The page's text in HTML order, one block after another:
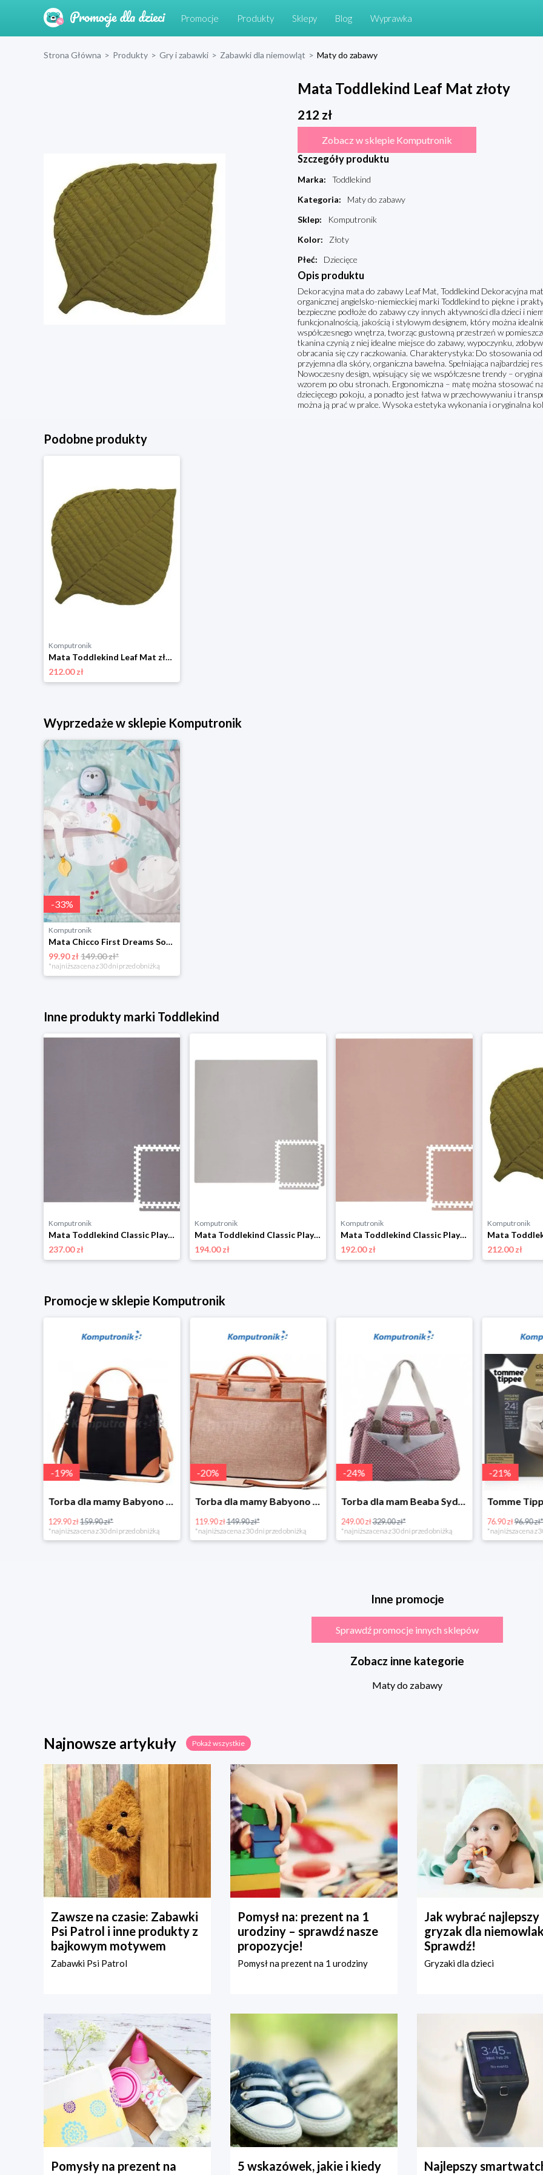
Promocje Produkty Sklepy Blog Wyprawka
Strona Główna > Produkty > Gry i zabawki > Zabawki dla niemowląt > Maty do zabawy
Mata Toddlekind Leaf Mat złoty
212 zł
Zobacz w sklepie Komputronik
Szczegóły produktu
Marka:
Toddlekind
Kategoria:
Maty do zabawy
Sklep:
Komputronik
Kolor:
Złoty
Płeć: Dziecięce
Opis produktu
Dekoracyjna mata do zabawy Leaf Mat, Toddlekind Dekoracyjna
organicznej angielsko-niemieckiej marki Toddlekind to piękne i
bezpieczne podłoże do zabawy czy innych aktywności dla dzieci i
funkcjonalnością, jakością i stylowym designem, który można
współczesnego wnętrza, tworząc gustowną przestrzeń w
tkanina czynią z niej idealne miejsce do zabawy, wypoczynku,
obracania się czy raczkowania. Charakterystyka: Do stosowania
przyjemna dla skóry, organiczna bawełna. Spełniająca najbardziej
Nowoczesny design, wpisujący się we współczesne trendy –
wzorem po obu stronach. Ergonomiczna – matę można stosować
dziecięcego pokoju, a ponadto jest łatwa w przechowywaniu i
można ją prać w pralce. Wysoka estetyka wykonania i oryginalna
Podobne produkty
Komputronik
Mata Toddlekind Leaf Mat złoty
212.00 zł
Wyprzedaże w sklepie Komputronik
-33%
Komputronik
Mata Chicco First Dreams Sowa interaktywna
99.90 zł149.00 zł*
*najniższa cena z 30 dni przed obniżką
Inne produkty marki Toddlekind
Komputronik
Mata Toddlekind Classic Playmat ciemnoszary
237.00 zł
Komputronik
Mata Toddlekind Classic Playmat szary
194.00 zł
Komputronik
Mata Toddlekind Classic Playmat różowy
192.00 zł
Komputronik
212.00 zł
Promocje w sklepie Komputronik
-19%
Torba dla mamy Babyono 1505/01 Comfort Icoinic 5/5
129.90 zł159.90 zł*
*najniższa cena z 30 dni przed obniżką
-20%
Torba dla mamy Babyono 1507/01 Comfort Chic w super cenie
119.90 zł149.90 zł*
*najniższa cena z 30 dni przed obniżką
-24%
Torba dla mam Beaba Sydney Play Print marsala
249.00 zł329.00 zł*
*najniższa cena z 30 dni przed obniżką
-21%
76.90 zł96.90 zł*
*najniższa cena z
Inne promocje
Sprawdź promocje innych sklepów
Zobacz inne kategorie
Maty do zabawy
Najnowsze artykuły Pokaż wszystkie
Zawsze na czasie: Zabawki
Psi Patrol i inne produkty z
bajkowym motywem
Zabawki Psi Patrol
Pomysł na: prezent na 1
urodziny – sprawdź nasze
propozycje!
Pomysł na prezent na 1 urodziny
Jak wybrać najlepszy
gryzak dla
Sprawdź!
Gryzaki dla dzieci
Pomysły na prezent na
5 wskazówek, jakie i kiedy
Najlepszy